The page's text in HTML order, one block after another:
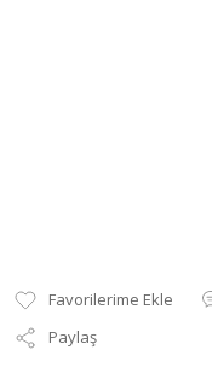
Paylaş